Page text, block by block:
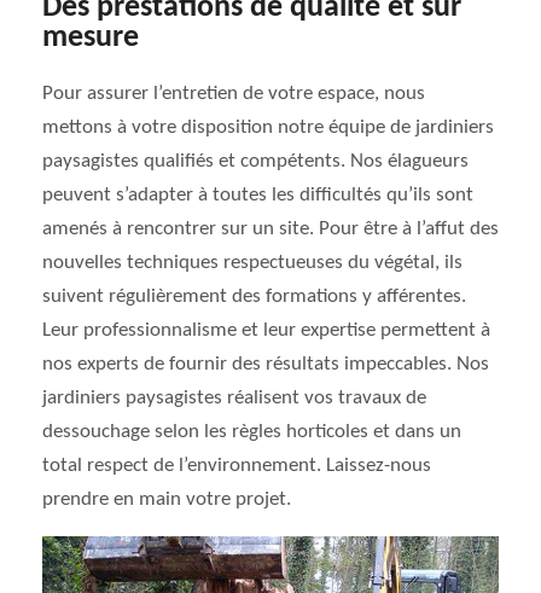
Des prestations de qualité et sur
mesure
Pour assurer l’entretien de votre espace, nous
mettons à votre disposition notre équipe de jardiniers
paysagistes qualifiés et compétents. Nos élagueurs
peuvent s’adapter à toutes les difficultés qu’ils sont
amenés à rencontrer sur un site. Pour être à l’affut des
nouvelles techniques respectueuses du végétal, ils
suivent régulièrement des formations y afférentes.
Leur professionnalisme et leur expertise permettent à
nos experts de fournir des résultats impeccables. Nos
jardiniers paysagistes réalisent vos travaux de
dessouchage selon les règles horticoles et dans un
total respect de l’environnement. Laissez-nous
prendre en main votre projet.